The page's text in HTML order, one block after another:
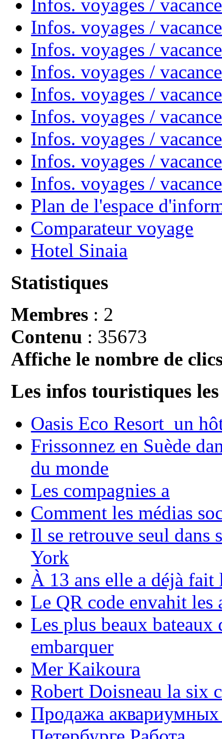
Infos. voyages /
Infos. voyages /
Infos. voyages /
Infos. voyages /
Infos. voyages /
Infos. voyages /
Infos. voyages /
Infos. voyages /
Infos. voyages /
Plan de l'espace
Comparateur voyage
Hotel Sinaia
Statistiques
Membres : 2
Contenu : 35673
Affiche le nombre de
Les infos touristiques
Oasis Eco Resort un
Frissonnez en Suède
du monde
Les compagnies a
Comment les médias
Il se retrouve seul dans
York
À 13 ans elle a déjà
Le QR code envahit les
Les plus beaux bateaux
embarquer
Mer Kaikoura
Robert Doisneau la six
Продажа аквариумных